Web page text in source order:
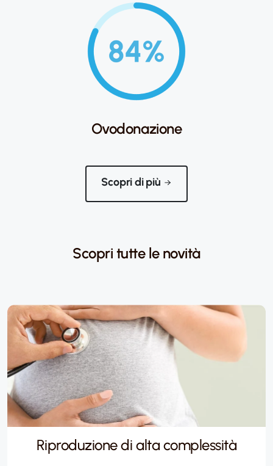
Ovodonazione
Scopri di più
Scopri tutte le novità
Riproduzione di alta complessità